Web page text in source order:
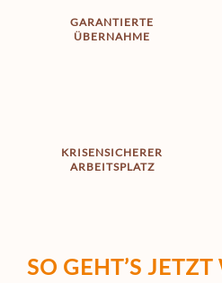
GARANTIERTE
ÜBERNAHME
KRISENSICHERER
ARBEITSPLATZ
SO GEHT’S JETZT